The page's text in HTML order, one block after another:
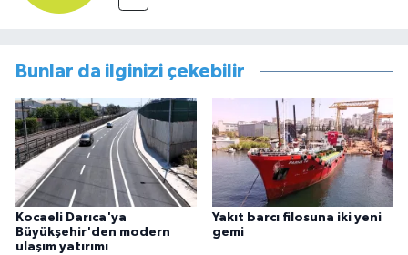
Bunlar da ilginizi çekebilir
Kocaeli Darıca'ya
Büyükşehir'den modern
ulaşım yatırımı
Yakıt barcı filosuna iki yeni
gemi